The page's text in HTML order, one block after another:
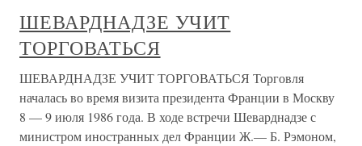
ШЕВАРДНАДЗЕ УЧИТ
ТОРГОВАТЬСЯ
ШЕВАРДНАДЗЕ УЧИТ ТОРГОВАТЬСЯ Торговля
началась во время визита президента Франции в Москву
8 — 9 июля 1986 года. В ходе встречи Шеварднадзе с
министром иностранных дел Франции Ж.— Б. Рэмоном,